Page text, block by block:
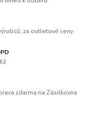
za outletové ceny
zdarma na Zásilkovna